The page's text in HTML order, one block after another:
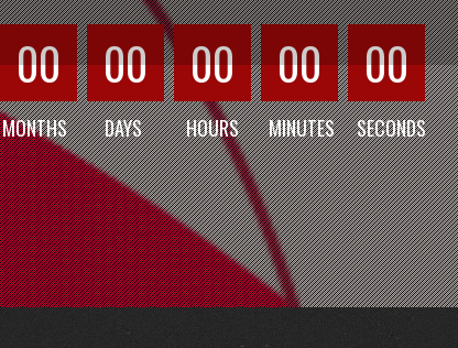
00 00 00 00 00
MONTHS DAYS HOURS MINUTES SECONDS